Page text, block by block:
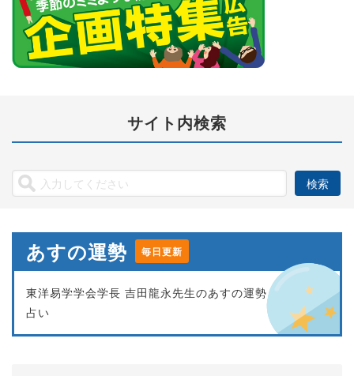
サイト内検索
あすの運勢 毎日更新
東洋易学学会学長 吉田龍永先生のあすの運勢
占い